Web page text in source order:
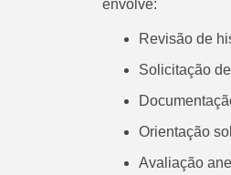
envolve:
Revisão de
Solicitação
Orientação
Avaliação